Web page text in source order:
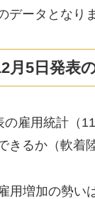
データとなり
月5日発表
雇用統計（
きるか（軟着
雇用増加の勢い